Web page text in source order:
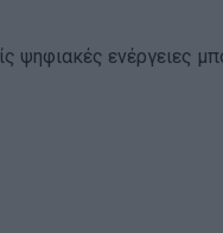
ψηφιακές ενέργειες